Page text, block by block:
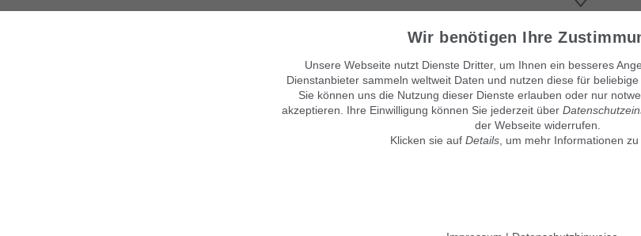
Wir benötigen Ihre
Unsere Webseite nutzt Dienste Dritter, um Ihnen ein besseres
Dienstanbieter sammeln weltweit Daten und nutzen diese für
Sie können uns die Nutzung dieser Dienste erlauben oder nur
akzeptieren. Ihre Einwilligung können Sie jederzeit über
der Webseite widerrufen.
Klicken sie auf Details, um mehr Informationen zu